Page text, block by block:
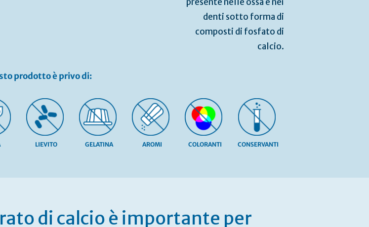
denti sotto forma di
composti di fosfato di
calcio.
prodotto è privo di:
LIEVITO GELATINA AROMI COLORANTI CONSERVANTI
di calcio è importante per